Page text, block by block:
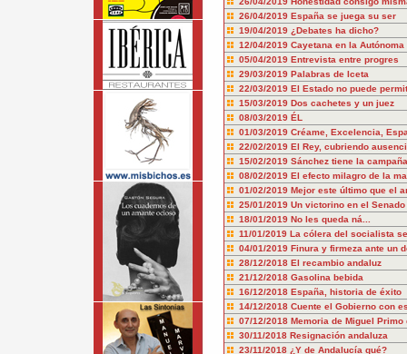
26/04/2019 España se juega su ser
19/04/2019 ¿Debates ha dicho?
12/04/2019 Cayetana en la Autónoma
05/04/2019 Entrevista entre progres
29/03/2019 Palabras de Iceta
22/03/2019 El Estado no puede
15/03/2019 Dos cachetes y un juez
08/03/2019 ÉL
01/03/2019 Créame, Excelencia,
22/02/2019 El Rey, cubriendo
15/02/2019 Sánchez tiene la
08/02/2019 El efecto milagro de la
01/02/2019 Mejor este último que el
25/01/2019 Un victorino en el Senado
18/01/2019 No les queda ná...
11/01/2019 La cólera del socialista
04/01/2019 Finura y firmeza ante un
28/12/2018 El recambio andaluz
21/12/2018 Gasolina bebida
16/12/2018 España, historia de éxito
14/12/2018 Cuente el Gobierno con
07/12/2018 Memoria de Miguel Primo
30/11/2018 Resignación andaluza
23/11/2018 ¿Y de Andalucía qué?